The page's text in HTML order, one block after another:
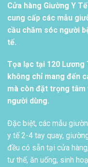
Cửa hàng Giường Y
cung cấp các mẫu
cầu chăm sóc người
tế.
Tọa lạc tại 120 Lương
không chỉ mang đến
mà còn đặt trọng tâm
người dùng.
Đặc biệt, các mẫu
y tế 2-4 tay quay,
đều có sẵn tại cửa
tư thế, ăn uống, sinh